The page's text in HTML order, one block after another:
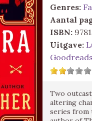
Genres:
Aantal
ISBN:
Uitgave:
Goodreads
Two
altering
series from